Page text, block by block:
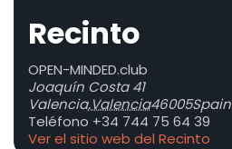
Recinto
OPEN-MINDED.club
Joaquín Costa 41
Valencia,Valencia46005Spain
Teléfono +34 744 75 64 39
Ver el sitio web del Recinto